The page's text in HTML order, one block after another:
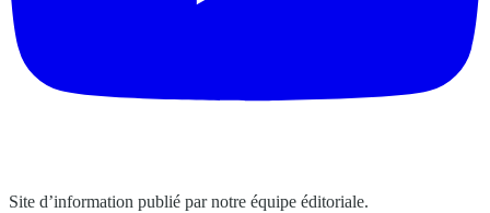
Site d’information publié par notre équipe éditoriale.